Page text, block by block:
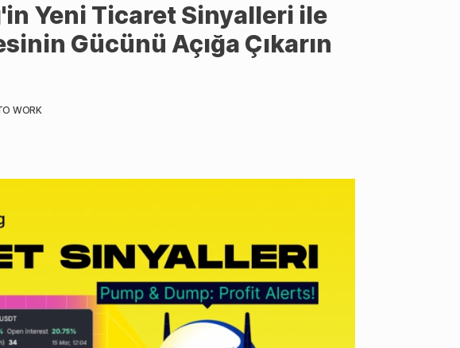
Yeni Ticaret Sinyalleri ile
Gücünü Açığa Çıkarın
WORK